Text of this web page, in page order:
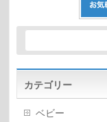
カテゴリー
ベビー